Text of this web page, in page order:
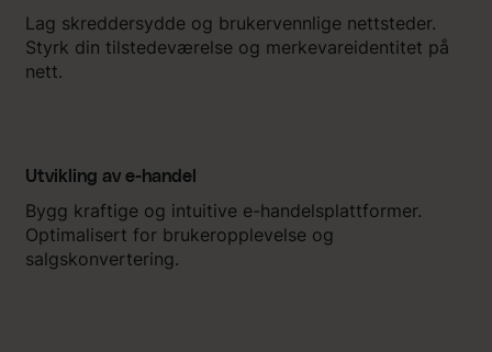
Lag skreddersydde og brukervennlige nettsteder.
Styrk din tilstedeværelse og merkevareidentitet på
nett.
Utvikling av e-handel
Bygg kraftige og intuitive e-handelsplattformer.
Optimalisert for brukeropplevelse og
salgskonvertering.